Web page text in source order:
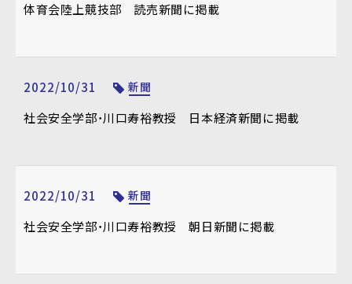
体育会陸上競技部 読売新聞に掲載
2022/10/31 新聞
社会安全学部・川口寿裕教授 日本経済新聞に掲載
2022/10/31 新聞
社会安全学部・川口寿裕教授 朝日新聞に掲載